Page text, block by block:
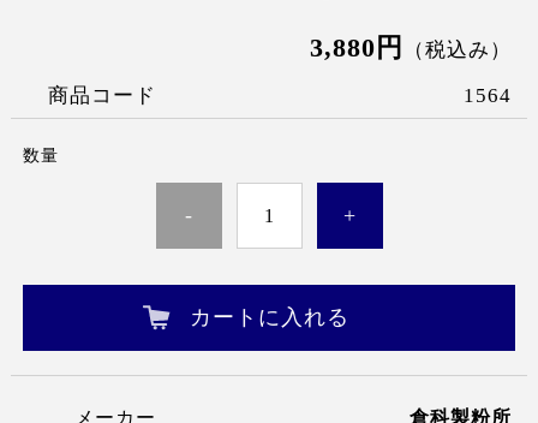
3,880円
（税込み）
商品コード
1564
数量
- +
カートに入れる
メーカー
倉科製粉所